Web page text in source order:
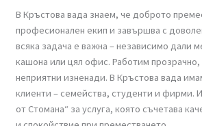
В Кръстова вада знаем, че доброто
професионален екип и завършва с
всяка задача е важна – независимо
кашона или цял офис. Работим
неприятни изненади. В Кръстова вада
клиенти – семейства, студенти и